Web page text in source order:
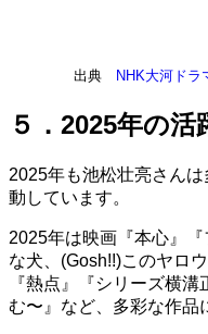
出典 NHK大河ドラ
５．2025年の
2025年も池松壮亮さん
動しています。
2025年は映画『本心』
な犬、(Gosh!!)このヤロ
『熱点』『シリーズ横
む〜』など、多彩な作品